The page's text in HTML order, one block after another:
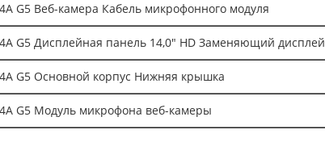
G5 Веб-камера Кабель микрофонного модуля
G5 Дисплейная панель 14,0" HD Заменяющий дисплей
G5 Основной корпус Нижняя крышка
G5 Модуль микрофона веб-камеры